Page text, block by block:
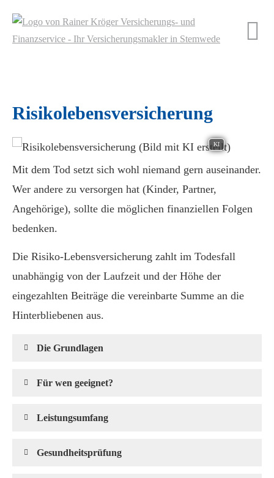
Risiko­lebens­ver­si­che­rung
KI
Mit dem Tod setzt sich wohl niemand gern auseinander.
Wer andere zu versorgen hat (Kinder, Partner,
Angehörige), sollte die möglichen finanziellen Folgen
bedenken.
Die Risiko-Lebensversicherung zahlt im Todesfall
unabhängig von der Laufzeit und der Höhe der
eingezahlten Beiträge die vereinbarte Summe an die
Hinterbliebenen aus.
Die Grundlagen
Für wen geeignet?
Leistungsumfang
Gesundheitsprüfung